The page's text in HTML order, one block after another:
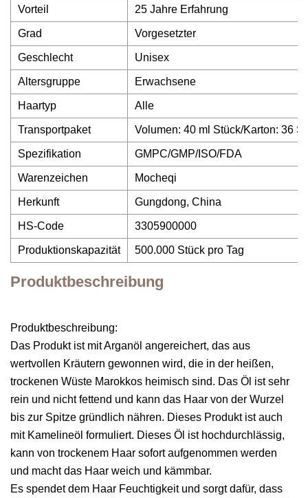
Vorteil 25 Jahre Erfahrung
Grad Vorgesetzter
Geschlecht Unisex
Altersgruppe Erwachsene
Haartyp Alle
Transportpaket Volumen: 40 ml Stück/Karton: 36
Spezifikation GMPC/GMP/ISO/FDA
Warenzeichen Mocheqi
Herkunft Gungdong, China
HS-Code 3305900000
Produktionskapazität 500.000 Stück pro Tag
Produktbeschreibung
Produktbeschreibung:
Das Produkt ist mit Arganöl angereichert, das aus
wertvollen Kräutern gewonnen wird, die in der heißen,
trockenen Wüste Marokkos heimisch sind. Das Öl ist sehr
rein und nicht fettend und kann das Haar von der Wurzel
bis zur Spitze gründlich nähren. Dieses Produkt ist auch
mit Kamelineöl formuliert. Dieses Öl ist hochdurchlässig,
kann von trockenem Haar sofort aufgenommen werden
und macht das Haar weich und kämmbar.
Es spendet dem Haar Feuchtigkeit und sorgt dafür, dass